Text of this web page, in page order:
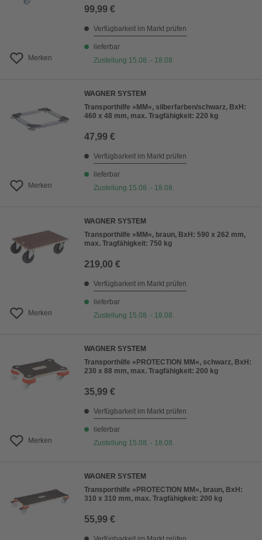
Merken
99,99 €
Verfügbarkeit im Markt prüfen
lieferbar
Zustellung 15.08. - 18.08.
Merken
WAGNER SYSTEM
Transporthilfe »MM«, silberfarben/schwarz, BxH:
460 x 48 mm, max. Tragfähigkeit: 220 kg
47,99 €
Verfügbarkeit im Markt prüfen
lieferbar
Zustellung 15.08. - 18.08.
Merken
WAGNER SYSTEM
Transporthilfe »MM«, braun, BxH: 590 x 262 mm,
max. Tragfähigkeit: 750 kg
219,00 €
Verfügbarkeit im Markt prüfen
lieferbar
Zustellung 15.08. - 18.08.
Merken
WAGNER SYSTEM
Transporthilfe »PROTECTION MM«, schwarz, BxH:
230 x 88 mm, max. Tragfähigkeit: 200 kg
35,99 €
Verfügbarkeit im Markt prüfen
lieferbar
Zustellung 15.08. - 18.08.
WAGNER SYSTEM
Transporthilfe »PROTECTION MM«, braun, BxH:
310 x 310 mm, max. Tragfähigkeit: 200 kg
55,99 €